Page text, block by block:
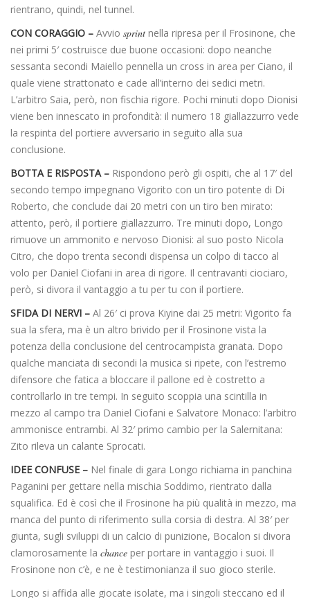
rientrano, quindi, nel tunnel.
CON CORAGGIO – Avvio sprint nella ripresa per il Frosinone, che
nei primi 5′ costruisce due buone occasioni: dopo neanche
sessanta secondi Maiello pennella un cross in area per Ciano, il
quale viene strattonato e cade all’interno dei sedici metri.
L’arbitro Saia, però, non fischia rigore. Pochi minuti dopo Dionisi
viene ben innescato in profondità: il numero 18 giallazzurro vede
la respinta del portiere avversario in seguito alla sua
conclusione.
BOTTA E RISPOSTA – Rispondono però gli ospiti, che al 17′ del
secondo tempo impegnano Vigorito con un tiro potente di Di
Roberto, che conclude dai 20 metri con un tiro ben mirato:
attento, però, il portiere giallazzurro. Tre minuti dopo, Longo
rimuove un ammonito e nervoso Dionisi: al suo posto Nicola
Citro, che dopo trenta secondi dispensa un colpo di tacco al
volo per Daniel Ciofani in area di rigore. Il centravanti ciociaro,
però, si divora il vantaggio a tu per tu con il portiere.
SFIDA DI NERVI – Al 26′ ci prova Kiyine dai 25 metri: Vigorito fa
sua la sfera, ma è un altro brivido per il Frosinone vista la
potenza della conclusione del centrocampista granata. Dopo
qualche manciata di secondi la musica si ripete, con l’estremo
difensore che fatica a bloccare il pallone ed è costretto a
controllarlo in tre tempi. In seguito scoppia una scintilla in
mezzo al campo tra Daniel Ciofani e Salvatore Monaco: l’arbitro
ammonisce entrambi. Al 32′ primo cambio per la Salernitana:
Zito rileva un calante Sprocati.
IDEE CONFUSE – Nel finale di gara Longo richiama in panchina
Paganini per gettare nella mischia Soddimo, rientrato dalla
squalifica. Ed è così che il Frosinone ha più qualità in mezzo, ma
manca del punto di riferimento sulla corsia di destra. Al 38′ per
giunta, sugli sviluppi di un calcio di punizione, Bocalon si divora
clamorosamente la chance per portare in vantaggio i suoi. Il
Frosinone non c’è, e ne è testimonianza il suo gioco sterile.
Longo si affida alle giocate isolate, ma i singoli steccano ed il